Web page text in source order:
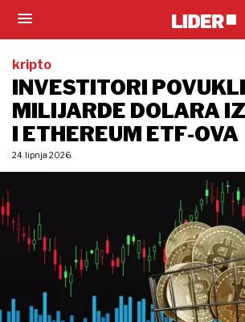
kripto
INVESTITORI
MILIJARDE DOLARA
I ETHEREUM ETF-OVA
24. lipnja 2026.